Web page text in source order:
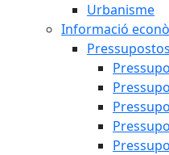
Urbanisme
Informació
Pressupostos